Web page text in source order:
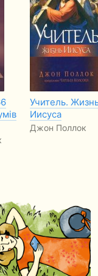
Учитель.
Иисуса
Джон Поллок